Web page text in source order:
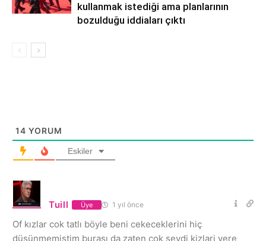
kullanmak istediği ama planlarının
bozulduğu iddiaları çıktı
14 YORUM
Eskiler
Tuill Üye 1 yıl önce
Of kızlar cok tatlı böyle beni cekeceklerini hiç
düşünmemiştim burası da zaten çok sevdi kizlari yere